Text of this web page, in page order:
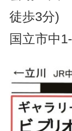
徒歩3分)
国立市中